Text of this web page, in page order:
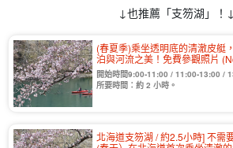
↓也推薦「支笏湖」！↓
(春夏季)乘坐透明底的清澈皮艇
泊與河流之美！免費參觀照片
開始時間9:00-11:00 / 11:00-13:00 /
所要時間：約 2 小時。
北海道支笏湖 / 約2.5小時] 不需